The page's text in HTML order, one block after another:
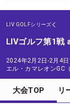
LIV GOLFシリーズ
LIVゴルフ第1戦
2024年2月2日-2月4日
エル・カマレオンGC
大会TOP リ